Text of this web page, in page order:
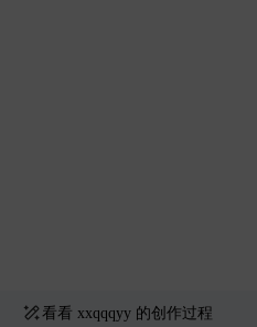
看看 xxqqqyy 的创作过程